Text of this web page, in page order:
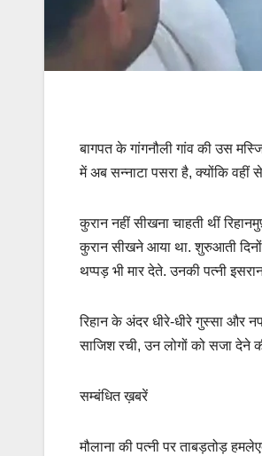
बागपत के गांगनौली गांव की उस
में अब सन्नाटा पसरा है, क्योंकि वहीं
कुरान नहीं सीखना चाहती थीं
कुरान सीखने आया था. शुरुआती दिनों
थप्पड़ भी मार देते. उनकी पत्नी
रिहान के अंदर धीरे-धीरे गुस्सा और
साजिश रची, उन लोगों को सजा देने
सम्बंधित ख़बरें
मौलाना की पत्नी पर ताबड़तोड़